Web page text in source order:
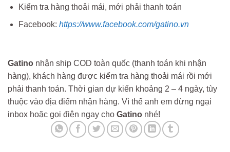
Kiểm tra hàng thoải mái, mới phải thanh toán
Facebook: https://www.facebook.com/gatino.vn
Gatino nhận ship COD toàn quốc (thanh toán khi nhận
hàng), khách hàng được kiểm tra hàng thoải mái rồi mới
phải thanh toán. Thời gian dự kiến khoảng 2 – 4 ngày, tùy
thuộc vào địa điểm nhận hàng. Vì thế anh em đừng ngại
inbox hoặc gọi điện ngay cho Gatino nhé!